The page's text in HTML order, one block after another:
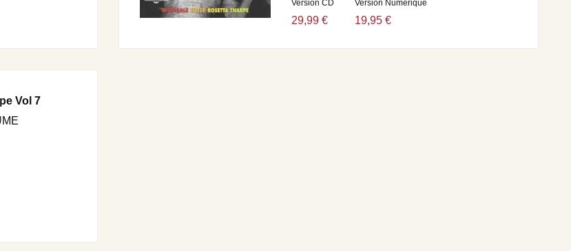
Version CD
29,99 €
Version Numérique
19,95 €
Vol 7